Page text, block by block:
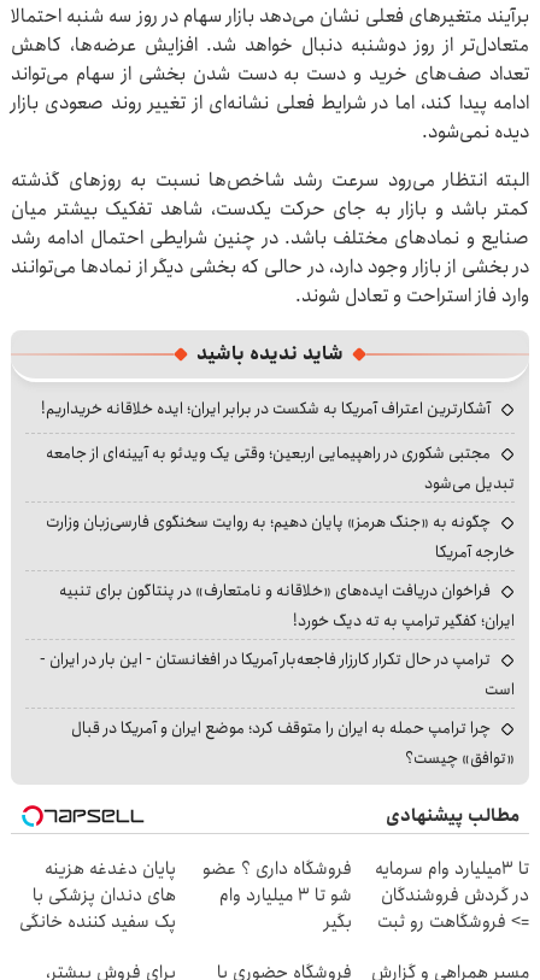
برآیند متغیرهای فعلی نشان می‌دهد بازار سهام در روز سه شنبه احتمالا
متعادل‌تر از روز دوشنبه دنبال خواهد شد. افزایش عرضه‌ها، کاهش
تعداد صف‌های خرید و دست به دست شدن بخشی از سهام می‌تواند
ادامه پیدا کند، اما در شرایط فعلی نشانه‌ای از تغییر روند صعودی بازار
دیده نمی‌شود.
البته انتظار می‌رود سرعت رشد شاخص‌ها نسبت به روزهای گذشته
کمتر باشد و بازار به جای حرکت یکدست، شاهد تفکیک بیشتر میان
صنایع و نمادهای مختلف باشد. در چنین شرایطی احتمال ادامه رشد
در بخشی از بازار وجود دارد، در حالی که بخشی دیگر از نمادها می‌توانند
وارد فاز استراحت و تعادل شوند.
شاید ندیده باشید
آشکارترین اعتراف آمریکا به شکست در برابر ایران؛ ایده خلاقانه خریداریم!
مجتبی شکوری در راهپیمایی اربعین؛ وقتی یک ویدئو به آیینه‌ای از جامعه
تبدیل می‌شود
چگونه به «جنگ هرمز» پایان دهیم؛ به روایت سخنگوی فارسی‌زبان وزارت
خارجه آمریکا
فراخوان دریافت ایده‌های «خلاقانه و نامتعارف» در پنتاگون برای تنبیه
ایران؛ کفگیر ترامپ به ته دیگ خورد!
ترامپ در حال تکرار کارزار فاجعه‌بار آمریکا در افغانستان - این بار در ایران -
است
چرا ترامپ حمله به ایران را متوقف کرد؛ موضع ایران و آمریکا در قبال
«توافق» چیست؟
مطالب پیشنهادی
تا 3میلیارد وام سرمایه
در گردش فروشندگان
=> فروشگاهت رو ثبت
فروشگاه داری ؟ عضو
شو تا 3 میلیارد وام
بگیر
پایان دغدغه هزینه
های دندان پزشکی با
پک سفید کننده خانگی
مسیر همراهی و گزارش
فروشگاه حضوری یا برای فروش بیشتر،